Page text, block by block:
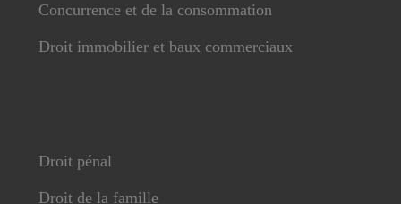
Concurrence et de la consommation
Droit immobilier et baux commerciaux
Droit pénal
Droit de la famille